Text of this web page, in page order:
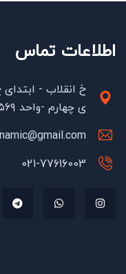
اطلاعات تماس
خ انقلاب -
ی چهارم -واحد ۵۶۹
021-77616003